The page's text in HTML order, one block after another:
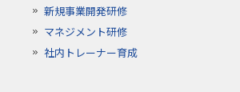
新規事業開発研修
マネジメント研修
社内トレーナー育成